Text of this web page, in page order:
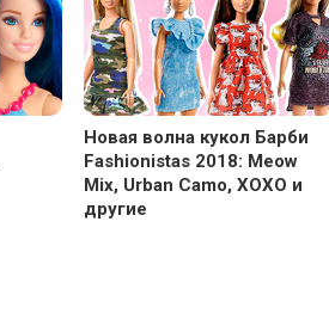
Новая волна кукол Барби
Fashionistas 2018: Meow
Mix, Urban Camo, XOXO и
другие